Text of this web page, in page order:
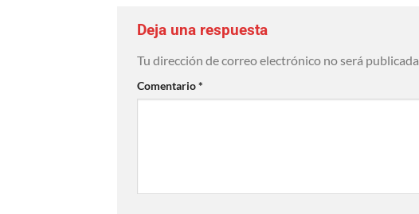
Deja una respuesta
Tu dirección de correo electrónico no será publicada.
Comentario*